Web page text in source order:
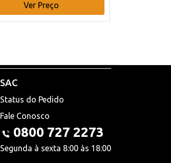
Ver Preço
SAC
Status do Pedido
Fale Conosco
0800 727 2273
Segunda à sexta 8:00 às 18:00